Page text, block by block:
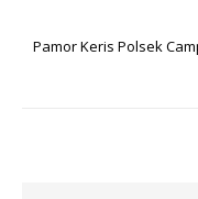
Pamor Keris Polsek